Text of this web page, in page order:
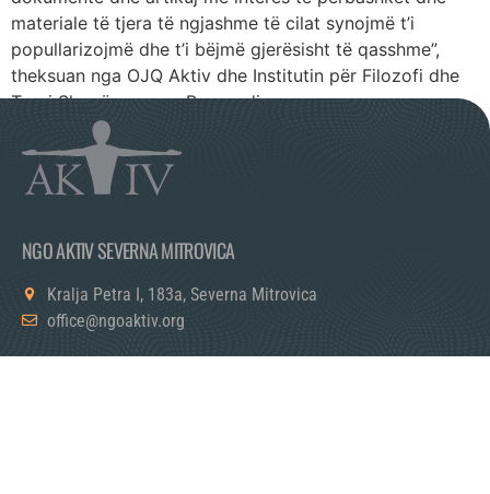
materiale të tjera të ngjashme të cilat synojmë t’i
popullarizojmë dhe t’i bëjmë gjerësisht të qasshme”,
theksuan nga OJQ Aktiv dhe Institutin për Filozofi dhe
Teori Shoqërore nga Beogradi.
NGO AKTIV SEVERNA MITROVICA
Kralja Petra I, 183a, Severna Mitrovica
office@ngoaktiv.org